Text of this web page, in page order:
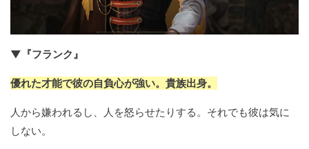
▼『フランク』
優れた才能で彼の自負心が強い。貴族出身。
人から嫌われるし、人を怒らせたりする。それでも彼は気に
しない。